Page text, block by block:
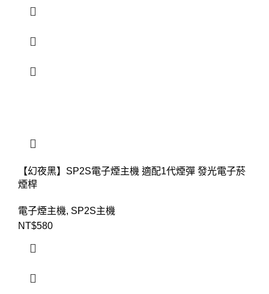
【幻夜黑】SP2S電子煙主機 適配1代煙彈 發光電子菸
煙桿
電子煙主機, SP2S主機
NT$580